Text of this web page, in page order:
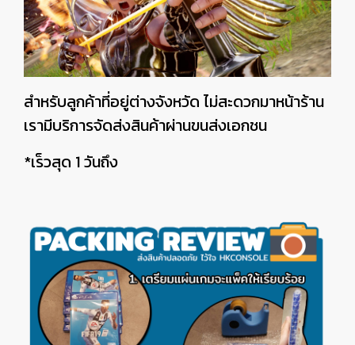
สำหรับลูกค้าที่อยู่ต่างจังหวัด ไม่สะดวกมาหน้าร้าน
เรามีบริการจัดส่งสินค้าผ่านขนส่งเอกชน
*เร็วสุด 1 วันถึง